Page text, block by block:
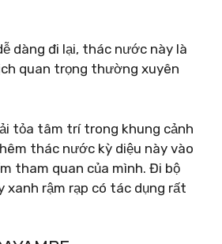
dàng đi lại, thác nước này là
quan trọng thường xuyên
tỏa tâm trí trong khung cảnh
thác nước kỳ diệu này vào
tham quan của mình. Đi bộ
xanh rậm rạp có tác dụng rất